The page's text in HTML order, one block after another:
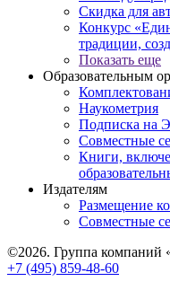
Скидка для
Конкурс
традиции,
Показать еще
Образовательным
Наукометрия
Подписка на
Совместные
Книги,
Издателям
Размещение
Совместные
©2026. Группа
+7 (495) 859-48-60